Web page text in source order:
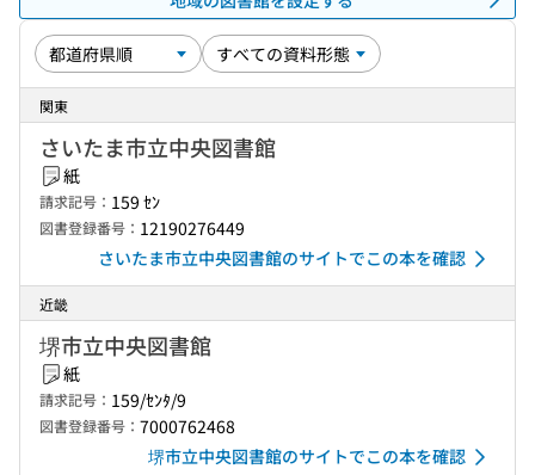
関東
さいたま市立中央図書館
紙
請求記号： 159 ｾﾝ
図書登録番号： 12190276449
さいたま市立中央図書館のサイトでこの本を確認
近畿
堺市立中央図書館
紙
請求記号： 159/ｾﾝﾀ/9
図書登録番号： 7000762468
堺市立中央図書館のサイトでこの本を確認